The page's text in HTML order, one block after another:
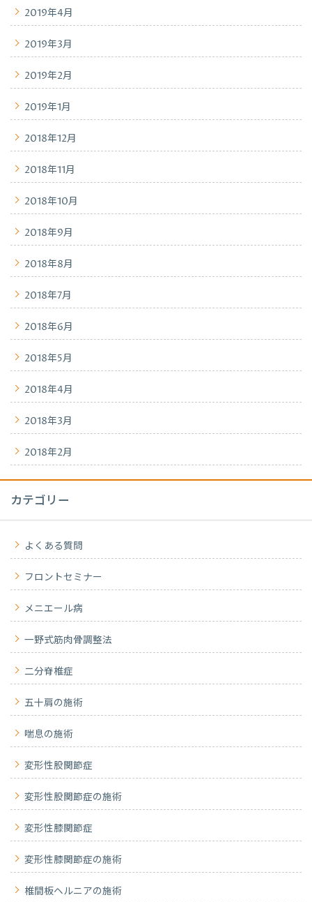
2019年4月
2019年3月
2019年2月
2019年1月
2018年12月
2018年11月
2018年10月
2018年9月
2018年8月
2018年7月
2018年6月
2018年5月
2018年4月
2018年3月
2018年2月
カテゴリー
よくある質問
フロントセミナー
メニエール病
一野式筋肉骨調整法
二分脊椎症
五十肩の施術
喘息の施術
変形性股関節症
変形性股関節症の施術
変形性膝関節症
変形性膝関節症の施術
椎間板ヘルニアの施術